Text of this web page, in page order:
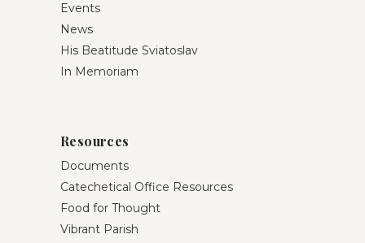
Events
News
His Beatitude Sviatoslav
In Memoriam
Resources
Documents
Catechetical Office Resources
Food for Thought
Vibrant Parish